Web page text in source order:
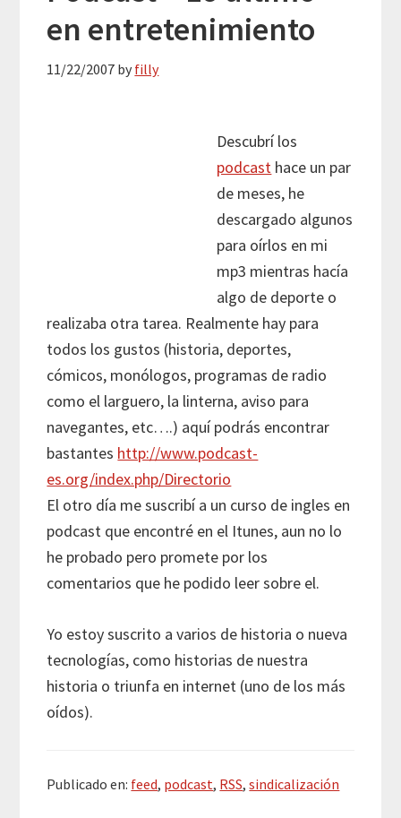
en entretenimiento
11/22/2007 by filly
Descubrí los
podcast hace un par
de meses, he
descargado algunos
para oírlos en mi
mp3 mientras hacía
algo de deporte o
realizaba otra tarea. Realmente hay para
todos los gustos (historia, deportes,
cómicos, monólogos, programas de radio
como el larguero, la linterna, aviso para
navegantes, etc….) aquí podrás encontrar
bastantes http://www.podcast-
es.org/index.php/Directorio
El otro día me suscribí a un curso de ingles en
podcast que encontré en el Itunes, aun no lo
he probado pero promete por los
comentarios que he podido leer sobre el.
Yo estoy suscrito a varios de historia o nueva
tecnologías, como historias de nuestra
historia o triunfa en internet (uno de los más
oídos).
Publicado en: feed, podcast, RSS,sindicalización